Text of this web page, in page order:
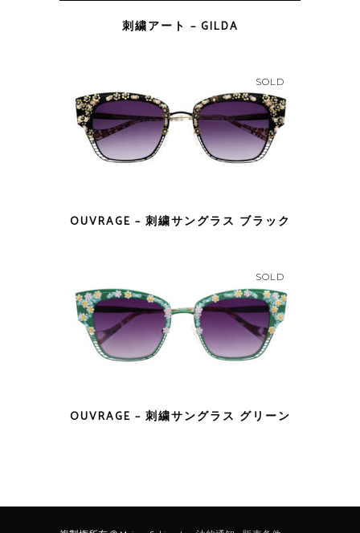
刺繍アート – GILDA
SOLD
OUVRAGE – 刺繍サングラス ブラック
SOLD
OUVRAGE – 刺繍サングラス グリーン